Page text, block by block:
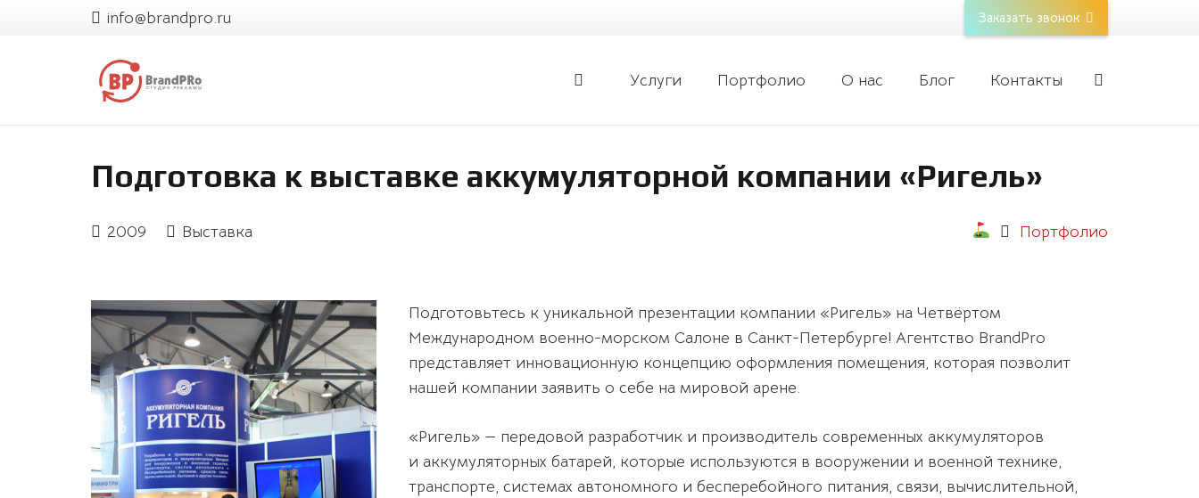
info@brandpro.ru Заказать звонок
Услуги Портфолио О нас Блог Контакты
Подготовка к выставке аккумуляторной компании «Ригель»
2009 Выставка Портфолио
Подготовьтесь к уникальной презентации компании «Ригель» на Четвёртом
Международном военно-морском Салоне в Санкт-Петербурге! Агентство BrandPro
представляет инновационную концепцию оформления помещения, которая позволит
нашей компании заявить о себе на мировой арене.
«Ригель» — передовой разработчик и производитель современных аккумуляторов
и аккумуляторных батарей, которые используются в вооружении и военной технике,
транспорте, системах автономного и бесперебойного питания, связи, вычислительной,